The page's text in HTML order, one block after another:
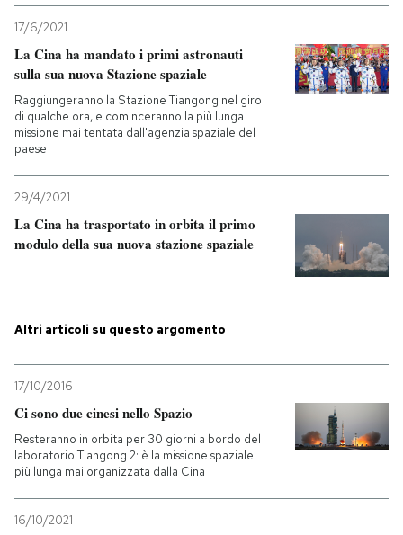
Scienza
Economia
Sport
Mondiali calcio 2026
PODCAST
NEWSLETTER
CALENDARIO
AREA PERSONALE
Entra
17/6/2021
La Cina ha mandato i primi astronauti
sulla sua nuova Stazione spaziale
Raggiungeranno la Stazione Tiangong nel giro
di qualche ora, e cominceranno la più lunga
missione mai tentata dall'agenzia spaziale del
paese
29/4/2021
La Cina ha trasportato in orbita il primo
modulo della sua nuova stazione spaziale
Altri articoli su questo argomento
17/10/2016
Ci sono due cinesi nello Spazio
Resteranno in orbita per 30 giorni a bordo del
laboratorio Tiangong 2: è la missione spaziale
più lunga mai organizzata dalla Cina
16/10/2021